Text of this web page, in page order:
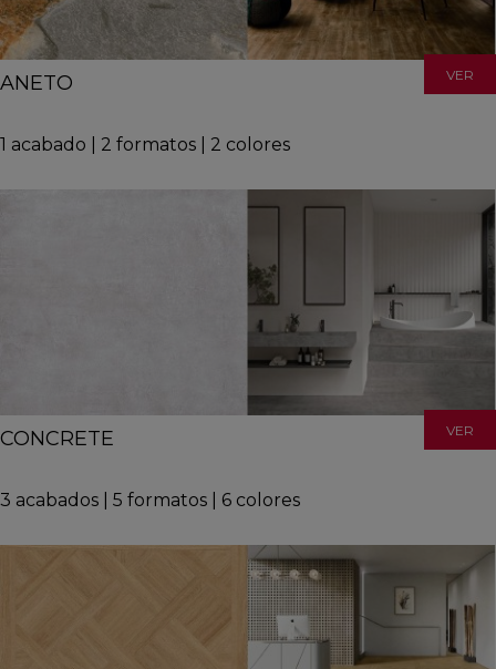
ANETO VER
1 acabado 2 formatos 2 colores
CONCRETE VER
3 acabados 5 formatos 6 colores